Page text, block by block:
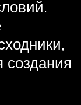
создания